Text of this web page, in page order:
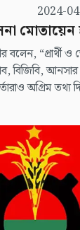
2024-
মোতায়েন
“প্রার্থী ও
বিজিবি,
অগ্রিম